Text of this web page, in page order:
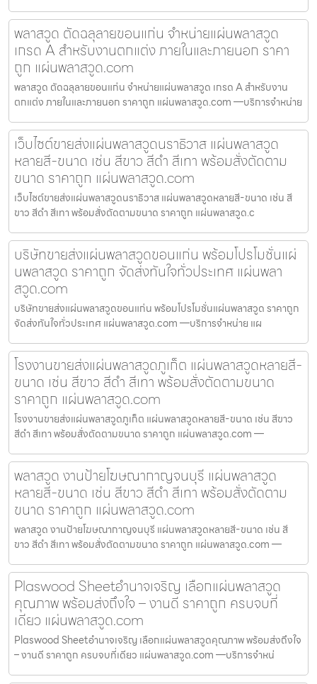
พลาสวูด ตัดฉลุลายขอนแก่น จำหน่ายแผ่นพลาสวูด
เกรด A สำหรับงานตกแต่ง ภายในและภายนอก ราคา
ถูก แผ่นพลาสวูด.com
พลาสวูด ตัดฉลุลายขอนแก่น จำหน่ายแผ่นพลาสวูด เกรด A สำหรับงาน
ตกแต่ง ภายในและภายนอก ราคาถูก แผ่นพลาสวูด.com —บริการจำหน่าย
เว็บไซต์ขายส่งแผ่นพลาสวูดนราธิวาส แผ่นพลาสวูด
หลายสี-ขนาด เช่น สีขาว สีดำ สีเทา พร้อมสั่งตัดตาม
ขนาด ราคาถูก แผ่นพลาสวูด.com
เว็บไซต์ขายส่งแผ่นพลาสวูดนราธิวาส แผ่นพลาสวูดหลายสี-ขนาด เช่น สี
ขาว สีดำ สีเทา พร้อมสั่งตัดตามขนาด ราคาถูก แผ่นพลาสวูด.c
บริษัทขายส่งแผ่นพลาสวูดขอนแก่น พร้อมโปรโมชั่นแผ่
นพลาสวูด ราคาถูก จัดส่งทันใจทั่วประเทศ แผ่นพลา
สวูด.com
บริษัทขายส่งแผ่นพลาสวูดขอนแก่น พร้อมโปรโมชั่นแผ่นพลาสวูด ราคาถูก
จัดส่งทันใจทั่วประเทศ แผ่นพลาสวูด.com —บริการจำหน่าย แผ
โรงงานขายส่งแผ่นพลาสวูดภูเก็ต แผ่นพลาสวูดหลายสี-
ขนาด เช่น สีขาว สีดำ สีเทา พร้อมสั่งตัดตามขนาด
ราคาถูก แผ่นพลาสวูด.com
โรงงานขายส่งแผ่นพลาสวูดภูเก็ต แผ่นพลาสวูดหลายสี-ขนาด เช่น สีขาว
สีดำ สีเทา พร้อมสั่งตัดตามขนาด ราคาถูก แผ่นพลาสวูด.com —
พลาสวูด งานป้ายโฆษณากาญจนบุรี แผ่นพลาสวูด
หลายสี-ขนาด เช่น สีขาว สีดำ สีเทา พร้อมสั่งตัดตาม
ขนาด ราคาถูก แผ่นพลาสวูด.com
พลาสวูด งานป้ายโฆษณากาญจนบุรี แผ่นพลาสวูดหลายสี-ขนาด เช่น สี
ขาว สีดำ สีเทา พร้อมสั่งตัดตามขนาด ราคาถูก แผ่นพลาสวูด.com —
Plaswood Sheetอำนาจเจริญ เลือกแผ่นพลาสวูด
คุณภาพ พร้อมส่งถึงใจ – งานดี ราคาถูก ครบจบที่
เดียว แผ่นพลาสวูด.com
Plaswood Sheetอำนาจเจริญ เลือกแผ่นพลาสวูดคุณภาพ พร้อมส่งถึงใจ
– งานดี ราคาถูก ครบจบที่เดียว แผ่นพลาสวูด.com —บริการจำหน่